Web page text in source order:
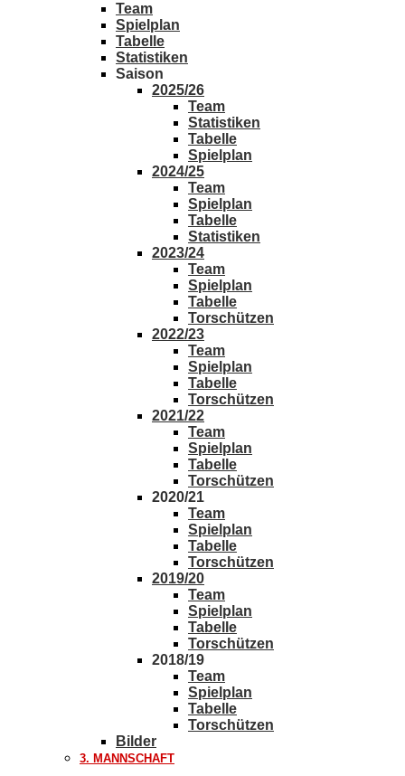
Team
Spielplan
Tabelle
Statistiken
Saison
2025/26
Team
Statistiken
Tabelle
Spielplan
2024/25
Team
Spielplan
Tabelle
Statistiken
2023/24
Team
Spielplan
Tabelle
Torschützen
2022/23
Team
Spielplan
Tabelle
Torschützen
2021/22
Team
Spielplan
Tabelle
Torschützen
2020/21
Team
Spielplan
Tabelle
Torschützen
2019/20
Team
Spielplan
Tabelle
Torschützen
2018/19
Team
Spielplan
Tabelle
Torschützen
Bilder
3. MANNSCHAFT